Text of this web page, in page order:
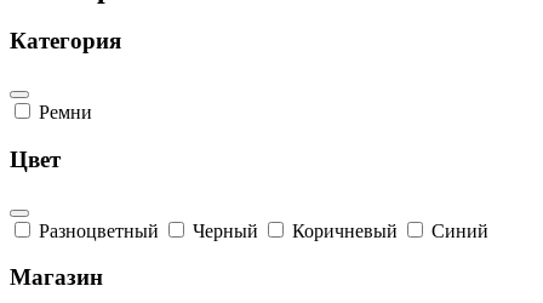
Категория
Ремни
Цвет
Разноцветный Черный Коричневый Синий
Магазин